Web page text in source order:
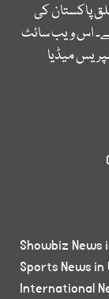
پاکستان کی
اس ویب سائٹ
میڈیا
Showbiz News
Sports News in
International